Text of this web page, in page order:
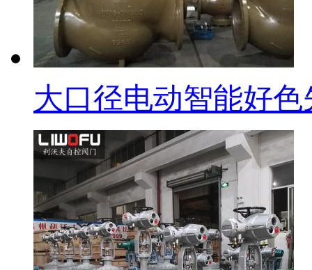
大口径电动智能好